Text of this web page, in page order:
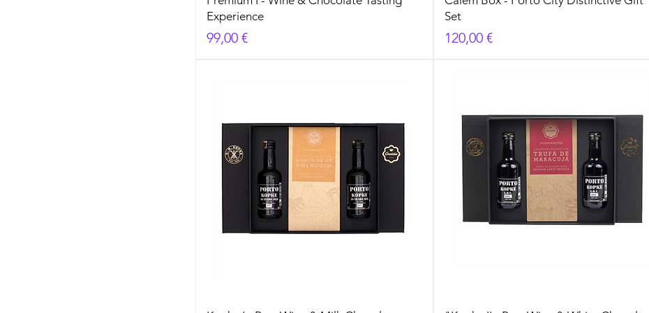
Experience
Prezzo
99,00 €
Set
Prezzo
120,00 €